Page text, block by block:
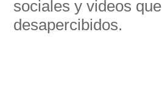
sociales y videos
desapercibidos.